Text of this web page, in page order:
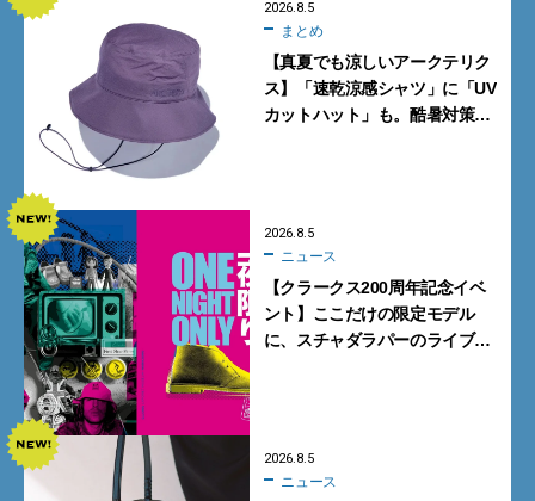
2026.8.5
まとめ
【真夏でも涼しいアークテリク
ス】「速乾涼感シャツ」に「UV
カットハット」も。酷暑対策に
2026.8.5
ニュース
【クラークス200周年記念イベ
ント】ここだけの限定モデル
に、スチャダラパーのライブ
2026.8.5
ニュース